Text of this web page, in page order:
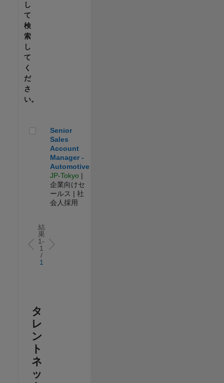
し
て
検
索
し
て
く
だ
さ
い。
Senior Sales Account Manager - Automotive
Senior
Sales
Account
Manager -
Automotive
JP-Tokyo |
企業向けセ
ールス | 社
会人採用
結
果
1-
1
/
1
タ
レ
ン
ト
ネ
ッ